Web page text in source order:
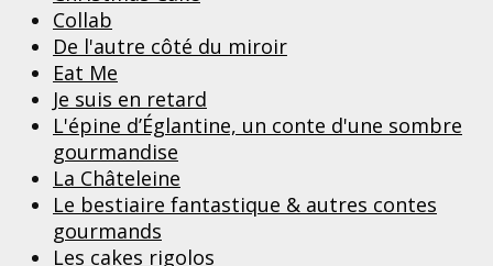
Collab
De l'autre côté du miroir
Eat Me
Je suis en retard
L'épine d’Églantine, un conte d'une sombre
gourmandise
La Châteleine
Le bestiaire fantastique & autres contes
gourmands
Les cakes rigolos